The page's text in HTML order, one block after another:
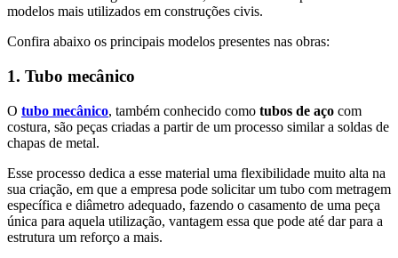
modelos mais utilizados em construções civis.
Confira abaixo os principais modelos presentes nas obras:
1. Tubo mecânico
O tubo mecânico, também conhecido como tubos de aço com
costura, são peças criadas a partir de um processo similar a soldas de
chapas de metal.
Esse processo dedica a esse material uma flexibilidade muito alta na
sua criação, em que a empresa pode solicitar um tubo com metragem
específica e diâmetro adequado, fazendo o casamento de uma peça
única para aquela utilização, vantagem essa que pode até dar para a
estrutura um reforço a mais.